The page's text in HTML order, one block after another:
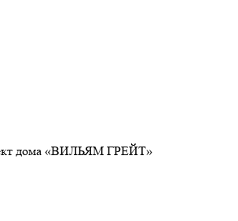
дома «ВИЛЬЯМ ГРЕЙТ»